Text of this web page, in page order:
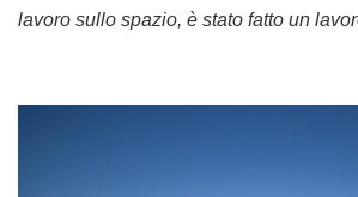
lavoro sullo spazio, è stato fatto un